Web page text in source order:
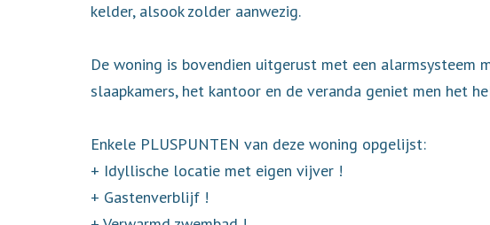
kelder, alsook zolder aanwezig.
De woning is bovendien uitgerust met een alarmsysteem
slaapkamers, het kantoor en de veranda geniet men het
Enkele PLUSPUNTEN van deze woning opgelijst:
+ Idyllische locatie met eigen vijver !
+ Gastenverblijf !